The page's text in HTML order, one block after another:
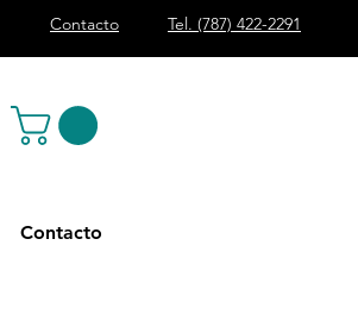
Contacto Tel. (787) 422-2291
Contacto